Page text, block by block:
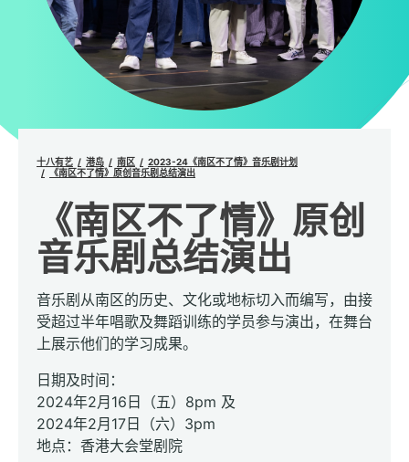
十八有艺 港岛 南区
2023-24《南区不了情》音乐剧计划
《南区不了情》原创音乐剧总结演出
《南区不了情》原创
音乐剧总结演出
音乐剧从南区的历史、文化或地标切入而编写，由接
受超过半年唱歌及舞蹈训练的学员参与演出，在舞台
上展示他们的学习成果。
日期及时间：
2024年2月16日（五）8pm 及
2024年2月17日（六）3pm
地点：香港大会堂剧院